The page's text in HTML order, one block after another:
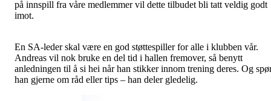
på innspill fra våre medlemmer vil dette tilbudet bli tatt veldig godt
imot.
En SA-leder skal være en god støttespiller for alle i klubben vår.
Andreas vil nok bruke en del tid i hallen fremover, så benytt
anledningen til å si hei når han stikker innom trening deres. Og
han gjerne om råd eller tips – han deler gledelig.